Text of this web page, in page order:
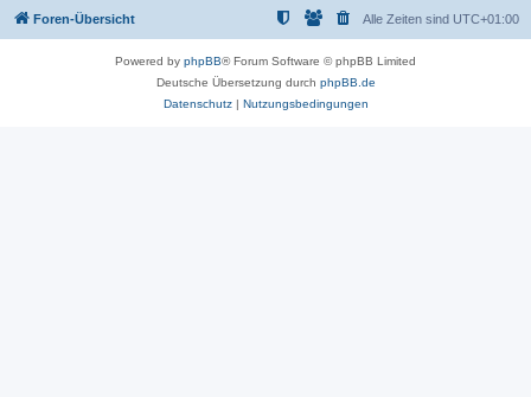
Foren-Übersicht Alle Zeiten sind UTC+01:00
Powered by phpBB® Forum Software © phpBB Limited
Deutsche Übersetzung durch phpBB.de
Datenschutz| Nutzungsbedingungen